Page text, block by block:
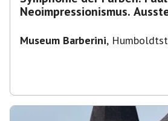
Neoimpressionismus.
Museum Barberini,